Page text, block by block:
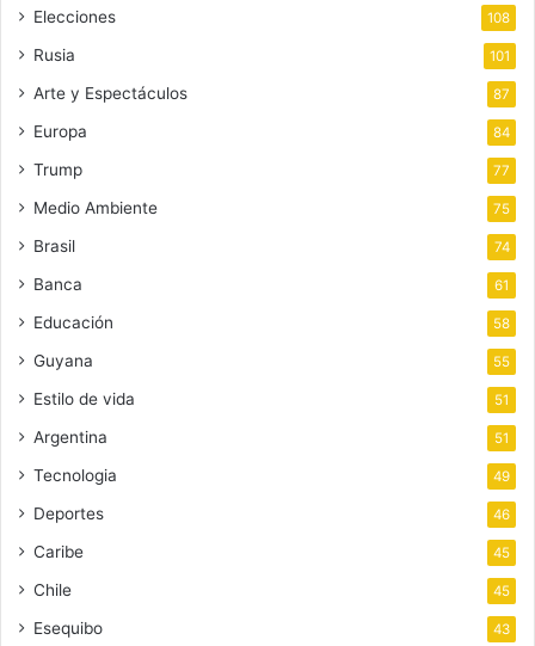
Elecciones 108
Rusia 101
Arte y Espectáculos 87
Europa 84
Trump 77
Medio Ambiente 75
Brasil 74
Banca 61
Educación 58
Guyana 55
Estilo de vida 51
Argentina 51
Tecnologia 49
Deportes 46
Caribe 45
Chile 45
Esequibo 43